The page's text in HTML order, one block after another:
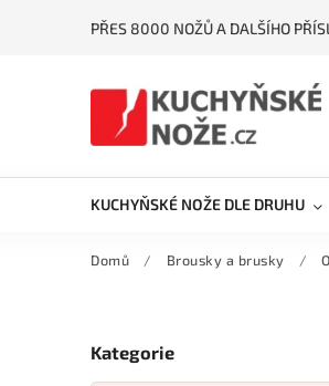
PŘES 8000 NOŽŮ A DALŠÍHO
KUCHYŇSKÉ NOŽE DLE DRUHU
Domů / Brousky a brusky /
Kategorie